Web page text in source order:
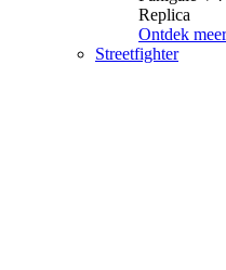
Replica
Ontdek meer
Streetfighter